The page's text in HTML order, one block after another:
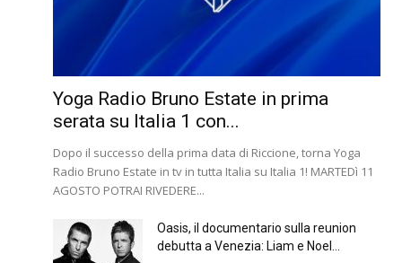
Yoga Radio Bruno Estate in prima
serata su Italia 1 con...
Dopo il successo della prima data di Riccione, torna Yoga
Radio Bruno Estate in tv in tutta Italia su Italia 1! MARTEDì 11
AGOSTO POTRAI RIVEDERE...
Oasis, il documentario sulla reunion
debutta a Venezia: Liam e Noel...